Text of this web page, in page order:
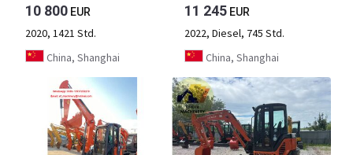
10 800 EUR
2020, 1421 Std.
China, Shanghai
11 245 EUR
2022, Diesel, 745 Std.
China, Shanghai